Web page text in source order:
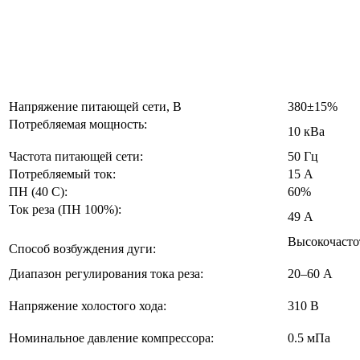
Напряжение питающей сети, В
380±15%
Потребляемая мощность:
10 кВа
Частота питающей сети:
50 Гц
Потребляемый ток:
15 А
ПН (40 С):
60%
Ток реза (ПН 100%):
49 А
Способ возбуждения дуги:
Диапазон регулирования тока реза: 20–60 А
Напряжение холостого хода: 310 В
Номинальное давление компрессора: 0.5 мПа